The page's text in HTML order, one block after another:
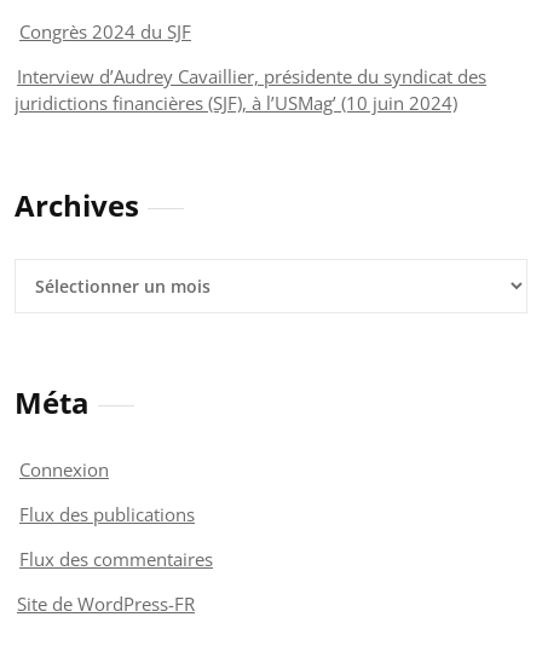
Congrès 2024 du SJF
Interview d’Audrey Cavaillier, présidente du syndicat des
juridictions financières (SJF), à l’USMag’ (10 juin 2024)
Archives
Méta
Connexion
Flux des publications
Flux des commentaires
Site de WordPress-FR